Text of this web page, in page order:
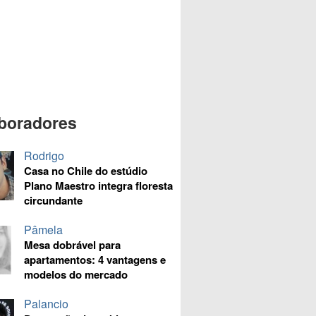
Rodrigo
Casa no Chile do estúdio
Plano Maestro integra floresta
circundante
Pâmela
Mesa dobrável para
apartamentos: 4 vantagens e
modelos do mercado
Palancio